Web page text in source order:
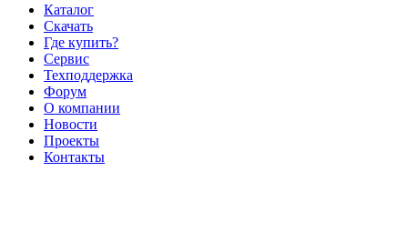
Каталог
Скачать
Где купить?
Сервис
Техподдержка
Форум
О компании
Новости
Проекты
Контакты